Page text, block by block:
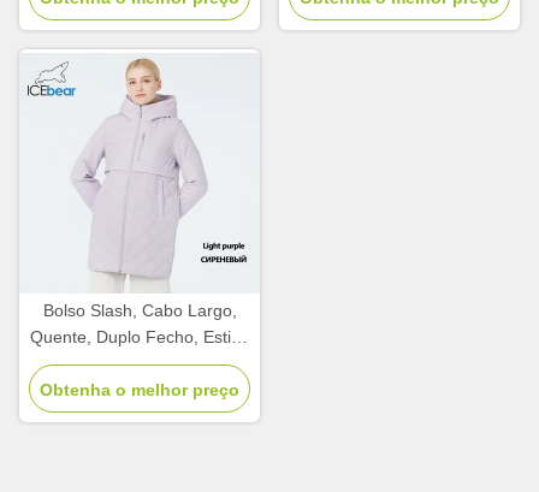
Bolso Slash, Cabo Largo,
Quente, Duplo Fecho, Estilo,
Jaqueta Leve,
Obtenha o melhor preço